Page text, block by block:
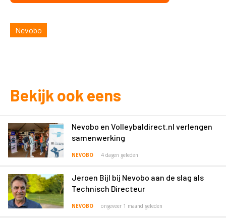
Nevobo
Bekijk ook eens
Nevobo en Volleybaldirect.nl verlengen
samenwerking
NEVOBO 4 dagen geleden
Jeroen Bijl bij Nevobo aan de slag als
Technisch Directeur
NEVOBO ongeveer 1 maand geleden